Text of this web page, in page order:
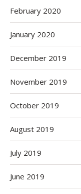
February 2020
January 2020
December 2019
November 2019
October 2019
August 2019
July 2019
June 2019